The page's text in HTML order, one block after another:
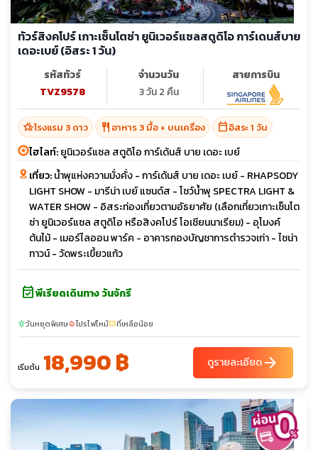
ทัวร์สิงคโปร์ เกาะเซ็นโตซ่า ยูนิเวอร์แซลสตูดิโอ การ์เดนส์บาย
เดอะเบย์ (อิสระ 1 วัน)
รหัสทัวร์
TVZ9578
จำนวนวัน
3 วัน 2 คืน
สายการบิน
hotel_classโรงแรม 3 ดาว restaurant อาหาร 3 มื้อ + บนเครื่อง calendar_todayอิสระ 1 วัน
ไฮไลท์:ยูนิเวอร์แซล สตูดิโอ การ์เด้นส์ บาย เดอะ เบย์
เที่ยว:น้ำพุแห่งความมั่งคั่ง - การ์เด้นส์ บาย เดอะ เบย์ - RHAPSODY
LIGHT SHOW - มารีน่า เบย์ แซนด์ส - โชว์น้ำพุ SPECTRA LIGHT &
WATER SHOW - อิสระท่องเที่ยวตามอัธยาศัย (เลือกเที่ยวเกาะเซ็นโต
ซ่า ยูนิเวอร์แซล สตูดิโอ หรือสิงคโปร์ โอเชียนนาเรียม) - อุโมงค์
ต้นไม้ - เมอร์ไลออน พาร์ค - อาคารกองบัญชาการตำรวจเก่า - ไชน่า
ทาวน์ - วัดพระเขี้ยวแก้ว
event_availableพีเรียดเดินทาง วันจักรี
sunnyวันหยุดพิเศษlocal_fire_departmentโปรไฟไหม้confirmation_numberที่เหลือน้อย
เริ่มต้น 18,990 ฿ ดูรายละเอียดarrow_forward